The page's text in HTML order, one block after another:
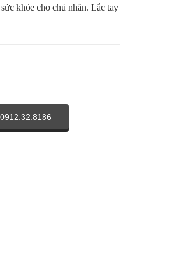
khỏe cho chủ nhân. Lắc tay